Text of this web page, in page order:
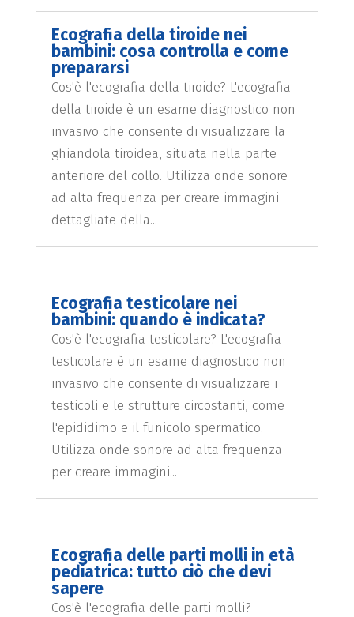
Ecografia della tiroide nei
bambini: cosa controlla e come
prepararsi
Cos'è l'ecografia della tiroide? L'ecografia
della tiroide è un esame diagnostico non
invasivo che consente di visualizzare la
ghiandola tiroidea, situata nella parte
anteriore del collo. Utilizza onde sonore
ad alta frequenza per creare immagini
dettagliate della...
Ecografia testicolare nei
bambini: quando è indicata?
Cos'è l'ecografia testicolare? L'ecografia
testicolare è un esame diagnostico non
invasivo che consente di visualizzare i
testicoli e le strutture circostanti, come
l'epididimo e il funicolo spermatico.
Utilizza onde sonore ad alta frequenza
per creare immagini...
Ecografia delle parti molli in età
pediatrica: tutto ciò che devi
sapere
Cos'è l'ecografia delle parti molli?